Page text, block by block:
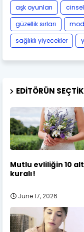
aşk oyunları
güzellik sırları
sağlıklı yiyecekler
EDITÖRÜN
Mutlu evliliğin 10
kuralı!
June 17, 2026